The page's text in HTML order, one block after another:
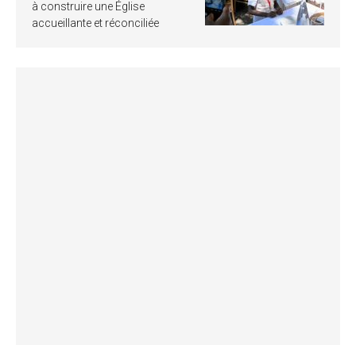
à construire une Église
accueillante et réconciliée